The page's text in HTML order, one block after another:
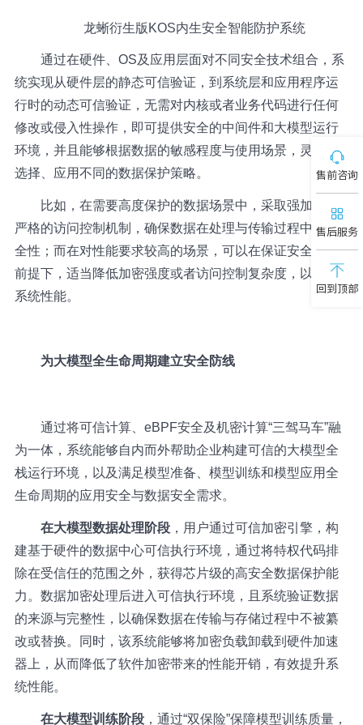
龙蜥衍生版KOS内生安全智能防护系统
通过在硬件、OS及应用层面对不同安全技术组合，系
统实现从硬件层的静态可信验证，到系统层和应用程序运
行时的动态可信验证，无需对内核或者业务代码进行任何
修改或侵入性操作，即可提供安全的中间件和大模型运行
环境，并且能够根据数据的敏感程度与使用场景，灵活地
选择、应用不同的数据保护策略。
比如，在需要高度保护的数据场景中，采取强加密与
严格的访问控制机制，确保数据在处理与传输过程中的安
全性；而在对性能要求较高的场景，可以在保证安全性的
前提下，适当降低加密强度或者访问控制复杂度，以提高
系统性能。
为大模型全生命周期建立安全防线
通过将可信计算、eBPF安全及机密计算“三驾马车”融
为一体，系统能够自内而外帮助企业构建可信的大模型全
栈运行环境，以及满足模型准备、模型训练和模型应用全
生命周期的应用安全与数据安全需求。
在大模型数据处理阶段，用户通过可信加密引擎，构
建基于硬件的数据中心可信执行环境，通过将特权代码排
除在受信任的范围之外，获得芯片级的高安全数据保护能
力。数据加密处理后进入可信执行环境，且系统验证数据
的来源与完整性，以确保数据在传输与存储过程中不被纂
改或替换。同时，该系统能够将加密负载卸载到硬件加速
器上，从而降低了软件加密带来的性能开销，有效提升系
统性能。
在大模型训练阶段，通过“双保险”保障模型训练质量，
售前咨询
售后服务
回到顶部